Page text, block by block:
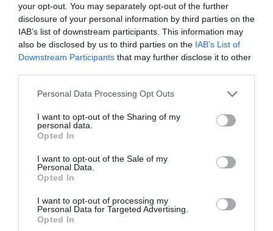
your opt-out. You may separately opt-out of the further
disclosure of your personal information by third parties on the
IAB’s list of downstream participants. This information may
also be disclosed by us to third parties on the IAB’s List of
Downstream Participants that may further disclose it to other
Please note that this website/app uses one or more Google
not limited to your visit or usage behaviour. You may click to
grant or deny consent to Google and its third-party tags to
use your data for below specified purposes in below Google
consent section.
Personal Data Processing Opt Outs
I want to opt-out of the Sharing of my
personal data.
Opted In
I want to opt-out of the Sale of my
Personal Data.
Opted In
I want to opt-out of processing my
Personal Data for Targeted Advertising.
Opted In
H ρευστότητα του Ομίλου παραμένει ισχυρή,
με συνολικά διαθέσιμα και γραμμές
χρηματοδότησης ύψους 170 εκατ. ευρώ
περίπου, επιτρέποντας την απρόσκοπτη
επενδύσεων.
Για το 2021, με βάση τα διαθέσιμα έως
της πανδημίας, τα μεγέθη των ενοποιημένων
πωλήσεων, των λειτουργικών κερδών
EBITDA και της προ φόρων κερδοφορίας
εκτιμάται ότι θα είναι βελτιωμένα σε σχέση